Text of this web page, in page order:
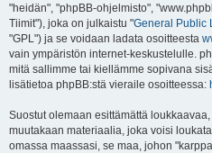
"heidän", "phpBB-ohjelmisto",
Tiimit"), joka on julkaistu "General Public
"GPL") ja se voidaan ladata osoitteesta
vain ympäristön internet-keskustelulle.
mitä sallimme tai kiellämme sopivana
lisätietoa phpBB:stä vieraile osoitteessa:
Suostut olemaan esittämättä
muutakaan materiaalia, joka voisi
omassa maassasi, se maa, johon